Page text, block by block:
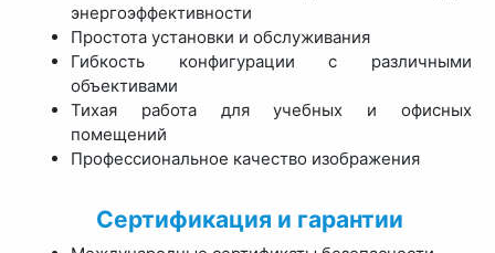
энергоэффективности
Простота установки и обслуживания
Гибкость конфигурации с различными
объективами
Тихая работа для учебных и офисных
помещений
Профессиональное качество изображения
Сертификация и гарантии